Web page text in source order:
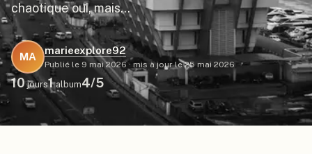
chaotique oui, mais…
MA
marieexplore92
Publié le 9 mai 2026· mis à jour le 25 mai 2026
10jours1album4/5